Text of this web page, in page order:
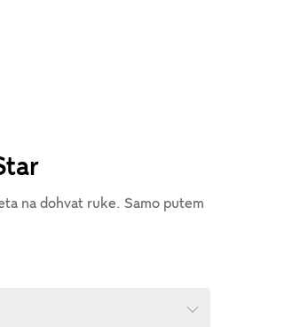
na dohvat ruke. Samo putem